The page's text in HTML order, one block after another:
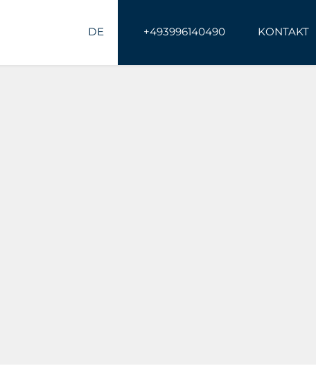
DE +493996140490 KONTAKT